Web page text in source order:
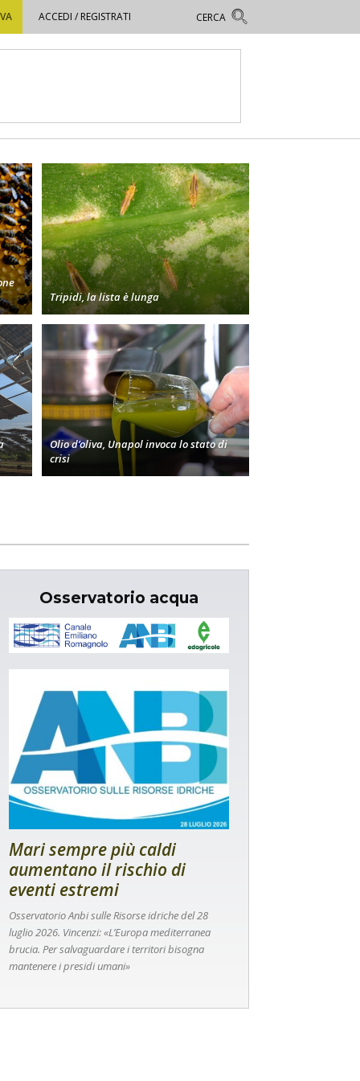
ACCEDI / REGISTRATI
Tripidi, la lista è lunga
Olio d’oliva, Unapol invoca lo stato di
crisi
Osservatorio acqua
Mari sempre più caldi
aumentano il rischio di
eventi estremi
Osservatorio Anbi sulle Risorse idriche del 28
luglio 2026. Vincenzi: «L’Europa mediterranea
brucia. Per salvaguardare i territori bisogna
mantenere i presidi umani»